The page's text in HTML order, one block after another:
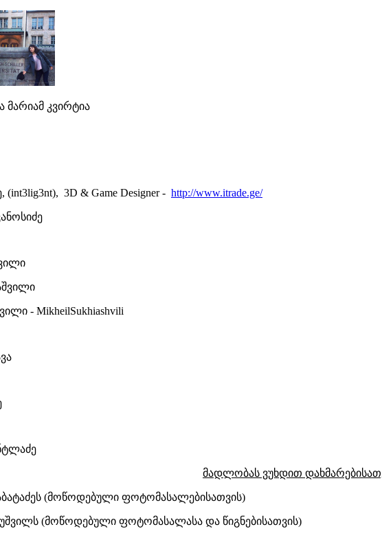
კვირტია
(int3lig3nt), 3D & Game Designer - http://www.itrade.ge/
- MikheilSukhiashvili
მადლობას ვუხდით
(მოწოდებული ფოტომასალებისათვის)
(მოწოდებული ფოტომასალასა და წიგნებისათვის)